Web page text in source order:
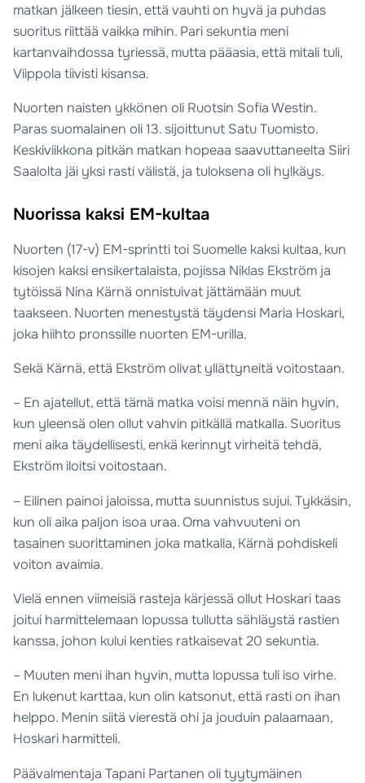
matkan jälkeen tiesin, että vauhti on hyvä ja puhdas
suoritus riittää vaikka mihin. Pari sekuntia meni
kartanvaihdossa tyriessä, mutta pääasia, että mitali tuli,
Viippola tiivisti kisansa.
Nuorten naisten ykkönen oli Ruotsin Sofia Westin.
Paras suomalainen oli 13. sijoittunut Satu Tuomisto.
Keskiviikkona pitkän matkan hopeaa saavuttaneelta Siiri
Saalolta jäi yksi rasti välistä, ja tuloksena oli hylkäys.
Nuorissa kaksi EM-kultaa
Nuorten (17-v) EM-sprintti toi Suomelle kaksi kultaa, kun
kisojen kaksi ensikertalaista, pojissa Niklas Ekström ja
tytöissä Nina Kärnä onnistuivat jättämään muut
taakseen. Nuorten menestystä täydensi Maria Hoskari,
joka hiihto pronssille nuorten EM-urilla.
Sekä Kärnä, että Ekström olivat yllättyneitä voitostaan.
– En ajatellut, että tämä matka voisi mennä näin hyvin,
kun yleensä olen ollut vahvin pitkällä matkalla. Suoritus
meni aika täydellisesti, enkä kerinnyt virheitä tehdä,
Ekström iloitsi voitostaan.
– Eilinen painoi jaloissa, mutta suunnistus sujui. Tykkäsin,
kun oli aika paljon isoa uraa. Oma vahvuuteni on
tasainen suorittaminen joka matkalla, Kärnä pohdiskeli
voiton avaimia.
Vielä ennen viimeisiä rasteja kärjessä ollut Hoskari taas
joitui harmittelemaan lopussa tullutta sähläystä rastien
kanssa, johon kului kenties ratkaisevat 20 sekuntia.
– Muuten meni ihan hyvin, mutta lopussa tuli iso virhe.
En lukenut karttaa, kun olin katsonut, että rasti on ihan
helppo. Menin siitä vierestä ohi ja jouduin palaamaan,
Hoskari harmitteli.
Päävalmentaja Tapani Partanen oli tyytymäinen